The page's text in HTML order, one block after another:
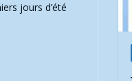
jours d’été